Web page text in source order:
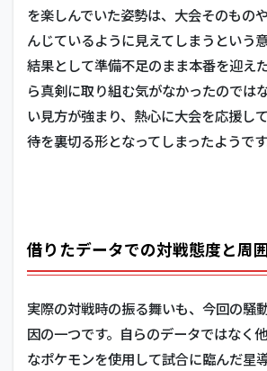
を楽しんでいた姿勢は、大会そのもの
んじているように見えてしまうという
結果として準備不足のまま本番を迎え
ら真剣に取り組む気がなかったのでは
い見方が強まり、熱心に大会を応援し
待を裏切る形となってしまったようです
借りたデータでの対戦態度と周
実際の対戦時の振る舞いも、今回の騒
因の一つです。自らのデータではなく
なポケモンを使用して試合に臨んだ星